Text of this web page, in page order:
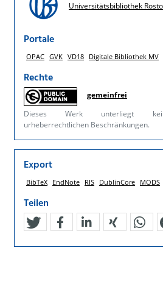
Universitätsbibliothek
Portale
OPAC GVK VD18 Digitale Bibliothek MV
Rechte
gemeinfrei
Dieses Werk unterliegt
urheberrechtlichen Beschränkungen.
Export
BibTeX EndNote RIS DublinCore MODS
Teilen